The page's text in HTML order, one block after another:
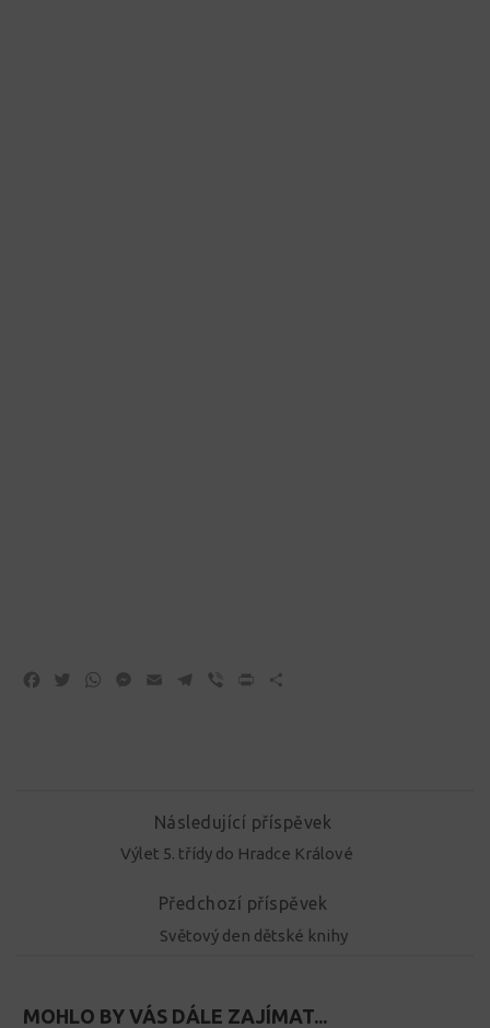
Facebook
TwitterWhatsApp
Messenger
Email Telegram
Viber Print
Následující příspěvek
Výlet 5. třídy do Hradce Králové
Předchozí příspěvek
Světový den dětské knihy
MOHLO BY VÁS DÁLE ZAJÍMAT...